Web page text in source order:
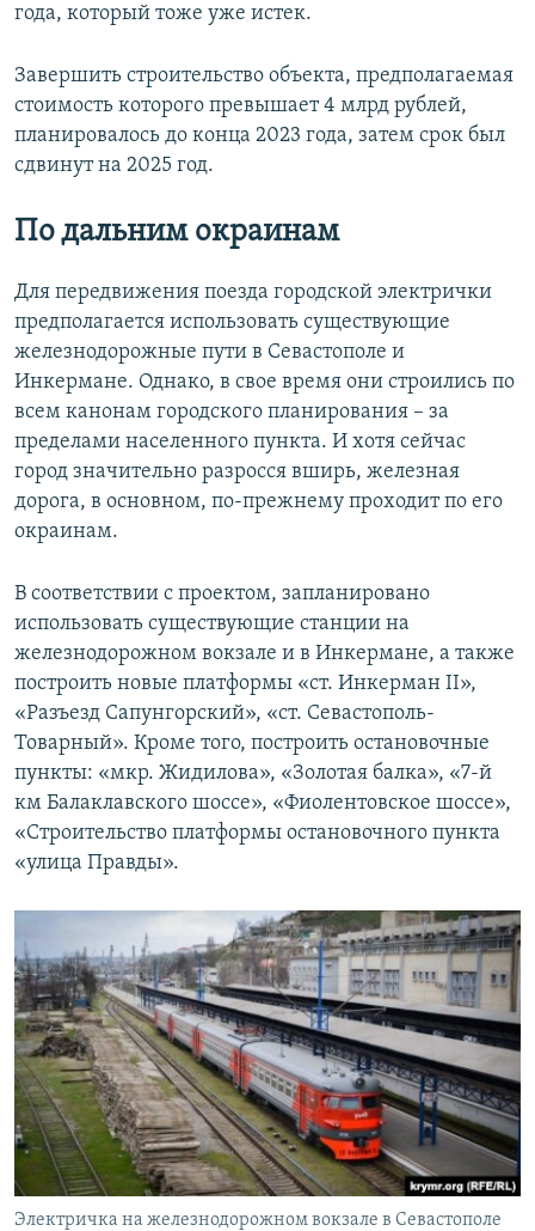
года, который тоже уже истек.
Завершить строительство объекта, предполагаемая
стоимость которого превышает 4 млрд рублей,
планировалось до конца 2023 года, затем срок был
сдвинут на 2025 год.
По дальним окраинам
Для передвижения поезда городской электрички
предполагается использовать существующие
железнодорожные пути в Севастополе и
Инкермане. Однако, в свое время они строились по
всем канонам городского планирования – за
пределами населенного пункта. И хотя сейчас
город значительно разросся вширь, железная
дорога, в основном, по-прежнему проходит по его
окраинам.
В соответствии с проектом, запланировано
использовать существующие станции на
железнодорожном вокзале и в Инкермане, а также
построить новые платформы «ст. Инкерман II»,
«Разъезд Сапунгорский», «ст. Севастополь-
Товарный». Кроме того, построить остановочные
пункты: «мкр. Жидилова», «Золотая балка», «7-й
км Балаклавского шоссе», «Фиолентовское шоссе»,
«Строительство платформы остановочного пункта
«улица Правды».
Электричка на железнодорожном вокзале в Севастополе